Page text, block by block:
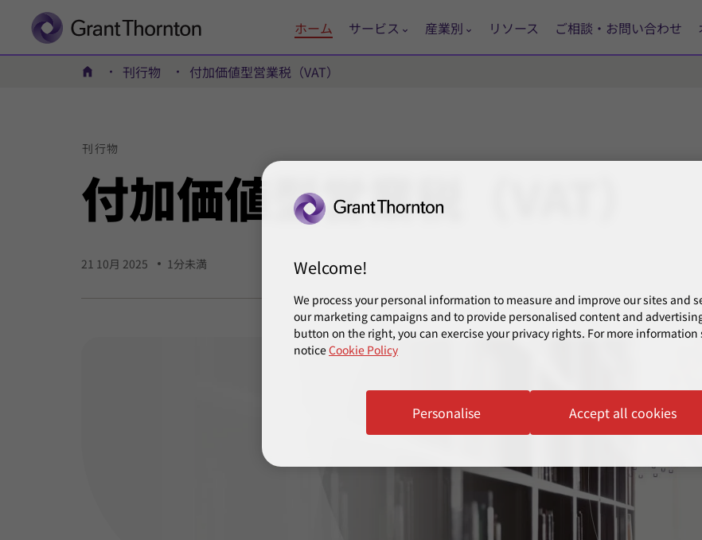
ホーム サービス 産業別 リソース ご相談・お問い合わせ
ホーム 刊行物 付加価値型営業税（VAT）
付加価値型営業税
刊行物
21 10月 2025 1分未満 Welcome!
We process your personal information to measure and improve our sites and
our marketing campaigns and to provide personalised content and
button on the right, you can exercise your privacy rights. For more information
noticeCookie Policy
Accept all cookies
Personalise